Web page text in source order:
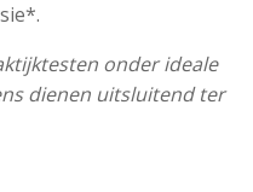
onder ideale
dienen uitsluitend ter